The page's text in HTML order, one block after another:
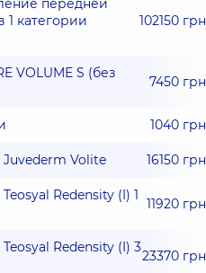
передней
категории
102150 грн
VOLUME S (без
7450 грн
1040 грн
Volite 16150 грн
Redensity (I) 1
11920 грн
Redensity (I) 3
23370 грн